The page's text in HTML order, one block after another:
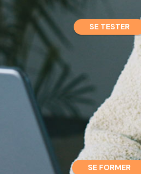
SE TESTER
SE FORMER